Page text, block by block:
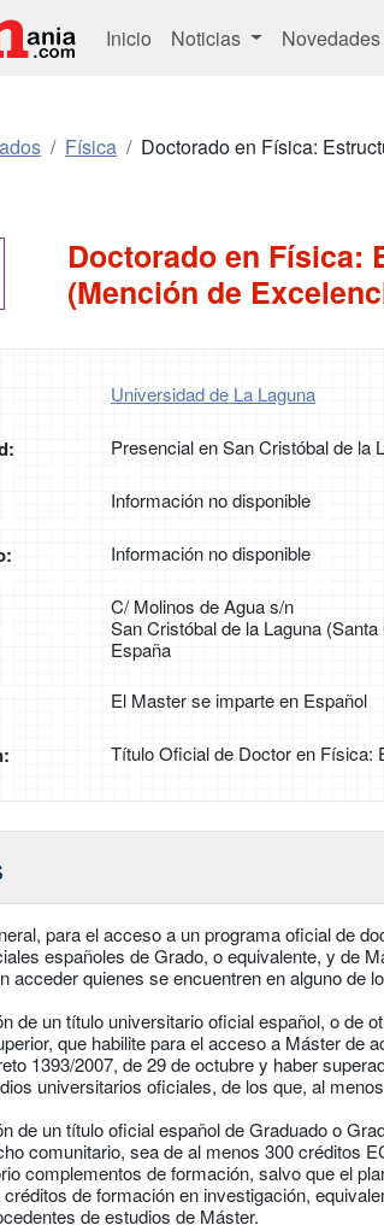
Inicio Noticias Novedades
Física Doctorado en Física:
Doctorado en Física:
(Mención de
Universidad de La Laguna
Presencial en San Cristóbal de la
Información no disponible
Información no disponible
C/ Molinos de Agua s/n
San Cristóbal de la Laguna
España
El Master se imparte en Español
Título Oficial de Doctor en Física:
para el acceso a un programa oficial de
españoles de Grado, o equivalente, y de
acceder quienes se encuentren en alguno de
de un título universitario oficial español, o de
que habilite para el acceso a Máster de
1393/2007, de 29 de octubre y haber
universitarios oficiales, de los que, al
de un título oficial español de Graduado o
comunitario, sea de al menos 300 créditos
complementos de formación, salvo que el
de formación en investigación,
de estudios de Máster.